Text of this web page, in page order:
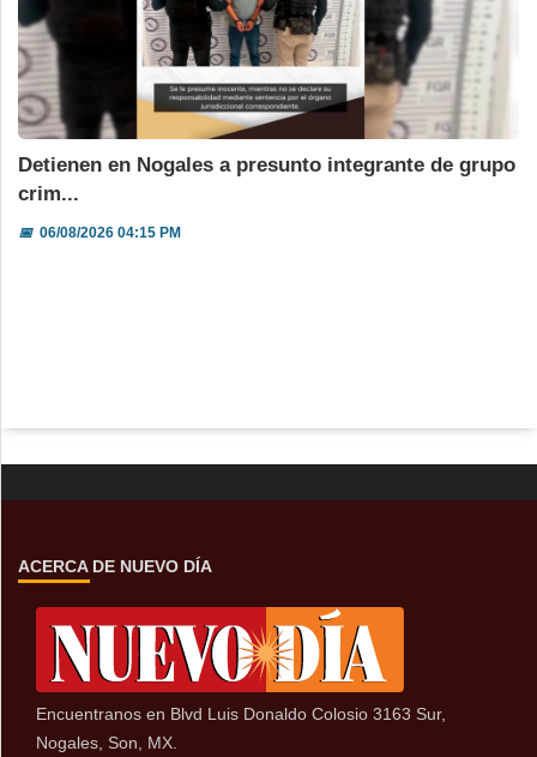
Detienen en Nogales a presunto integrante de grupo
crim...
📅06/08/2026 04:15 PM
ACERCA DE NUEVO DÍA
Encuentranos en Blvd Luis Donaldo Colosio 3163 Sur,
Nogales, Son, MX.